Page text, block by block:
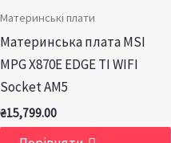
Материнські плати
Материнська плата MSI
MPG X870E EDGE TI WIFI
Socket AM5
₴15,799.00